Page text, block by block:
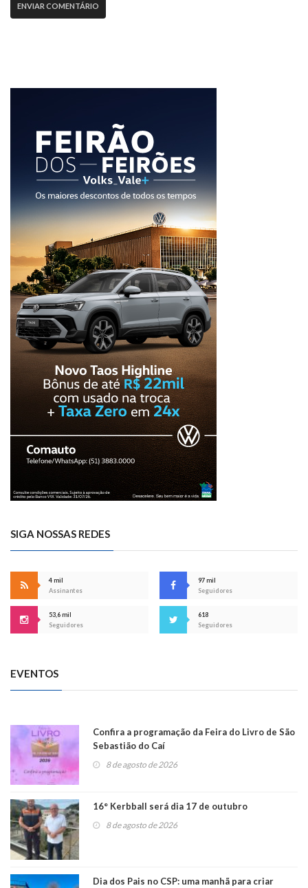
SIGA NOSSAS REDES
4 mil
Assinantes
97 mil
Seguidores
53,6 mil
Seguidores
618
Seguidores
EVENTOS
Confira a programação da Feira do Livro de São
Sebastião do Caí
8 de agosto de 2026
16° Kerbball será dia 17 de outubro
8 de agosto de 2026
Dia dos Pais no CSP: uma manhã para criar